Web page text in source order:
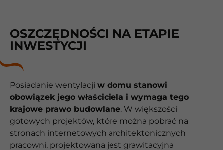
OSZCZĘDNOŚCI NA ETAPIE
INWESTYCJI
Posiadanie wentylacji w domu stanowi
obowiązek jego właściciela i wymaga tego
krajowe prawo budowlane. W większości
gotowych projektów, które można pobrać na
stronach internetowych architektonicznych
pracowni, projektowana jest grawitacyjna